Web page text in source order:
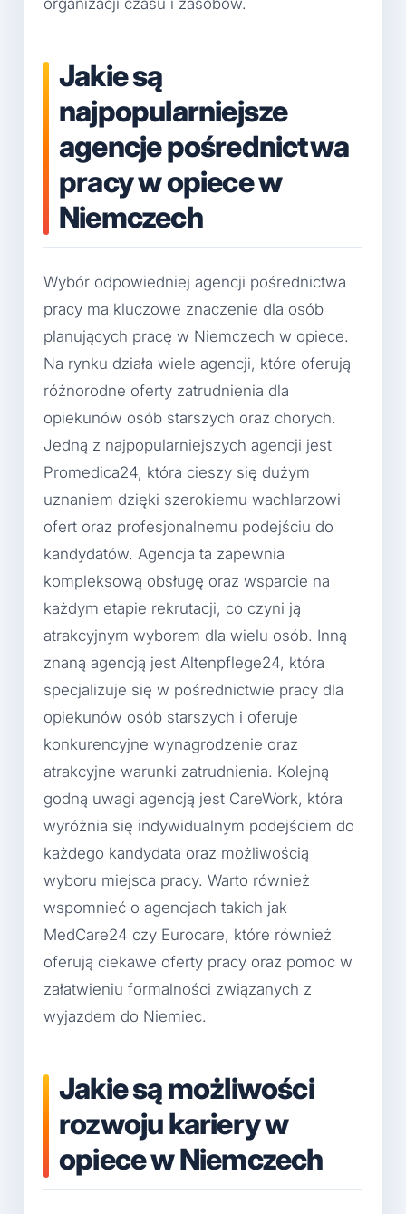
Jakie są
najpopularniejsze
agencje pośrednictwa
pracy w opiece w
Niemczech
Wybór odpowiedniej agencji pośrednictwa
pracy ma kluczowe znaczenie dla osób
planujących pracę w Niemczech w opiece.
Na rynku działa wiele agencji, które oferują
różnorodne oferty zatrudnienia dla
opiekunów osób starszych oraz chorych.
Jedną z najpopularniejszych agencji jest
Promedica24, która cieszy się dużym
uznaniem dzięki szerokiemu wachlarzowi
ofert oraz profesjonalnemu podejściu do
kandydatów. Agencja ta zapewnia
kompleksową obsługę oraz wsparcie na
każdym etapie rekrutacji, co czyni ją
atrakcyjnym wyborem dla wielu osób. Inną
znaną agencją jest Altenpflege24, która
specjalizuje się w pośrednictwie pracy dla
opiekunów osób starszych i oferuje
konkurencyjne wynagrodzenie oraz
atrakcyjne warunki zatrudnienia. Kolejną
godną uwagi agencją jest CareWork, która
wyróżnia się indywidualnym podejściem do
każdego kandydata oraz możliwością
wyboru miejsca pracy. Warto również
wspomnieć o agencjach takich jak
MedCare24 czy Eurocare, które również
oferują ciekawe oferty pracy oraz pomoc w
załatwieniu formalności związanych z
wyjazdem do Niemiec.
Jakie są możliwości
rozwoju kariery w
opiece w Niemczech